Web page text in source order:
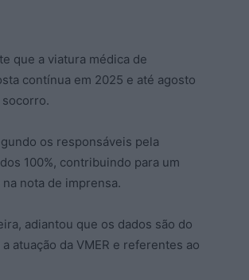
que a viatura médica de
contínua em 2025 e até agosto
socorro.
os responsáveis pela
100%, contribuindo para um
nota de imprensa.
adiantou que os dados são do
atuação da VMER e referentes ao